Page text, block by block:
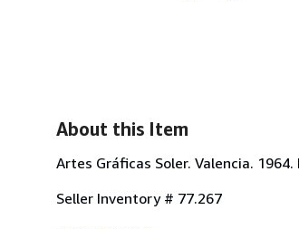
About this Item
Artes Gráficas Soler. Valencia.
Seller Inventory # 77.267